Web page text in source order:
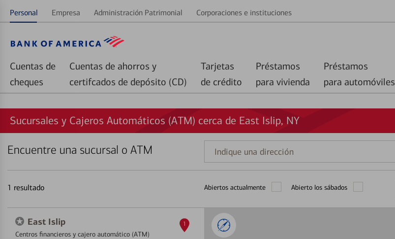
Personal Empresa Administración Patrimonial Corporaciones e instituciones
Cuentas de
cheques
Cuentas de ahorros y
certifcados de depósito (CD)
Tarjetas
de crédito
Préstamos
para vivienda
Préstamos
para automóviles
Sucursales y Cajeros Automáticos (ATM) cerca de East Islip, NY
Encuentre una sucursal o ATM
Indique
una
1 resultado Abiertos actualmente Abierto los sábados
East Islip
Centros financieros y cajero automático (ATM)
1